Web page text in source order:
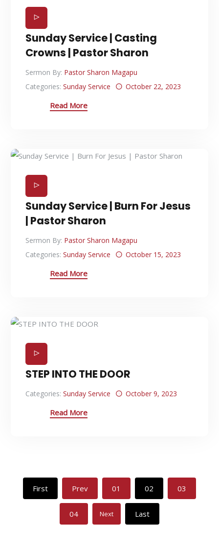
Sunday Service | Casting
Crowns | Pastor Sharon
Sermon By: Pastor Sharon Magapu
Categories: Sunday Service October 22, 2023
Read More
Sunday Service | Burn For Jesus
| Pastor Sharon
Sermon By: Pastor Sharon Magapu
Categories: Sunday Service October 15, 2023
Read More
STEP INTO THE DOOR
Categories: Sunday Service October 9, 2023
Read More
First Prev 01 02 03
04 Next Last